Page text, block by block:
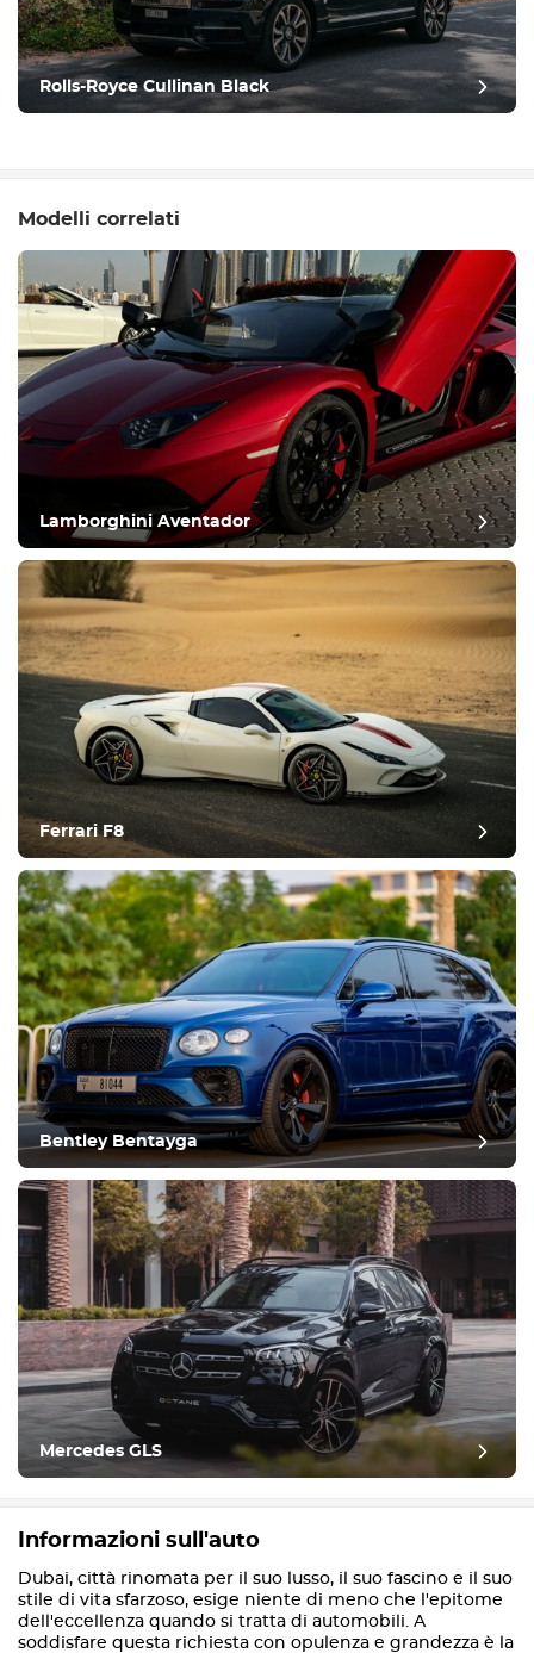
Rolls-Royce Cullinan Black
Modelli correlati
Lamborghini Aventador
Ferrari F8
Bentley Bentayga
Mercedes GLS
Informazioni sull'auto
Dubai, città rinomata per il suo lusso, il suo fascino e il suo
stile di vita sfarzoso, esige niente di meno che l'epitome
dell'eccellenza quando si tratta di automobili. A
soddisfare questa richiesta con opulenza e grandezza è la